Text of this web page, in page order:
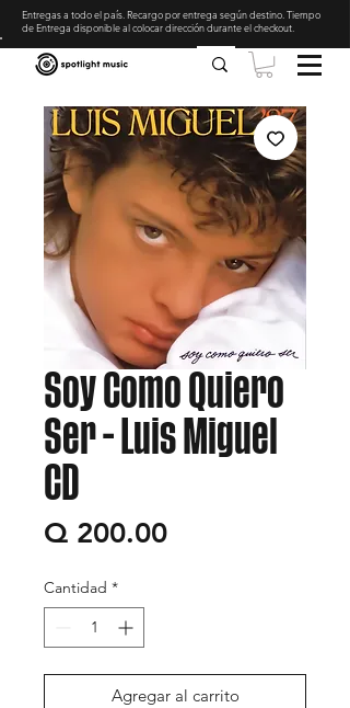
Entregas a todo el país. Recargo por entrega según destino. Tiempo
de Entrega disponible al colocar dirección durante el checkout
Soy Como Quiero
Ser - Luis Miguel
CD
Q 200.00Precio
Cantidad *
Agregar al carrito